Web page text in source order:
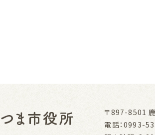
〒897-8501
電話：0993-